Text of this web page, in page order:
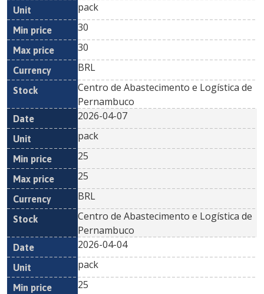
pack
30
30
BRL
Centro de Abastecimento e Logística de
Pernambuco
2026-04-07
pack
25
25
BRL
Centro de Abastecimento e Logística de
Pernambuco
2026-04-04
pack
25